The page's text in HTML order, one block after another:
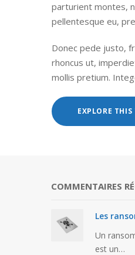
parturient montes,
pellentesque eu,
Donec pede justo,
rhoncus ut,
mollis pretium.
EXPLORE THIS
COMMENTAIRES
Les
Un
est un…